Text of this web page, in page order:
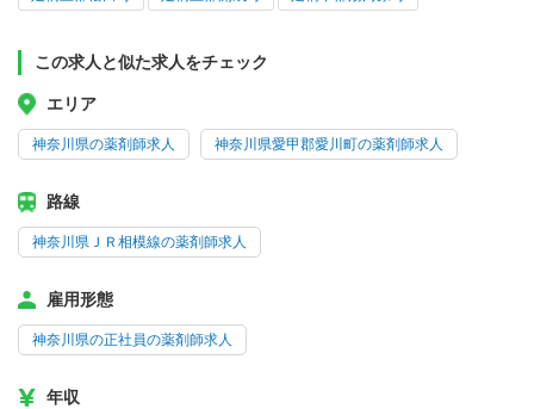
この求人と似た求人をチェック
エリア
神奈川県の薬剤師求人 神奈川県愛甲郡愛川町の薬剤師求人
路線
神奈川県ＪＲ相模線の薬剤師求人
雇用形態
神奈川県の正社員の薬剤師求人
年収